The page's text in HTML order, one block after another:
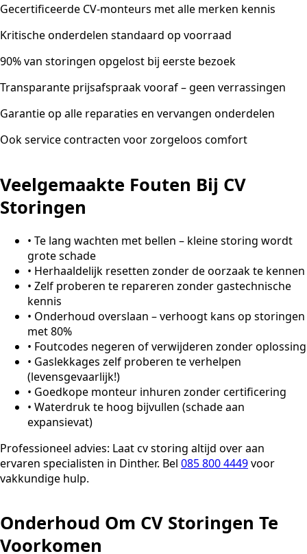
Gecertificeerde CV-monteurs met alle merken kennis
Kritische onderdelen standaard op voorraad
90% van storingen opgelost bij eerste bezoek
Transparante prijsafspraak vooraf – geen verrassingen
Garantie op alle reparaties en vervangen onderdelen
Ook service contracten voor zorgeloos comfort
Veelgemaakte Fouten Bij CV
Storingen
• Te lang wachten met bellen – kleine storing wordt
grote schade
• Herhaaldelijk resetten zonder de oorzaak te kennen
• Zelf proberen te repareren zonder gastechnische
kennis
• Onderhoud overslaan – verhoogt kans op storingen
met 80%
• Foutcodes negeren of verwijderen zonder oplossing
• Gaslekkages zelf proberen te verhelpen
(levensgevaarlijk!)
• Goedkope monteur inhuren zonder certificering
• Waterdruk te hoog bijvullen (schade aan
expansievat)
Professioneel advies: Laat cv storing altijd over aan
ervaren specialisten in Dinther. Bel 085 800 4449voor
vakkundige hulp.
Onderhoud Om CV Storingen Te
Voorkomen